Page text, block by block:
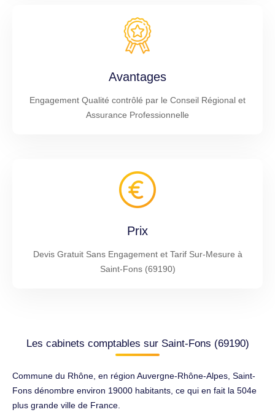
Avantages
Engagement Qualité contrôlé par le Conseil Régional et
Assurance Professionnelle
Prix
Devis Gratuit Sans Engagement et Tarif Sur-Mesure à
Saint-Fons (69190)
Les cabinets comptables sur Saint-Fons (69190)
Commune du Rhône, en région Auvergne-Rhône-Alpes, Saint-
Fons dénombre environ 19000 habitants, ce qui en fait la 504e
plus grande ville de France.